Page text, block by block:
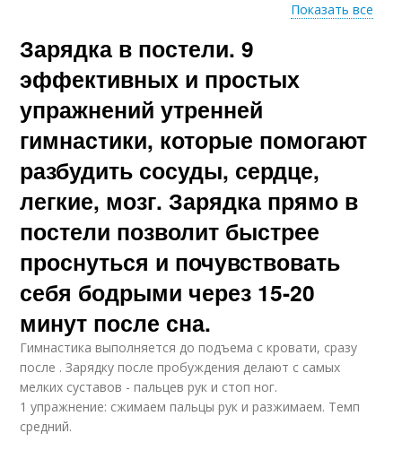
Упражнение для
мышц
Упражнение для
плечевого пояса
Упражнение для
грудной клетки
Упражнение для
Упражнение для
Упражнение для
Упражнение для рук
пресса
Показать все
Зарядка в постели. 9
эффективных и простых
упражнений утренней
гимнастики, которые помогают
разбудить сосуды, сердце,
легкие, мозг. Зарядка прямо в
постели позволит быстрее
проснуться и почувствовать
себя бодрыми через 15-20
минут после сна.
Гимнастика выполняется до подъема с кровати, сразу
после . Зарядку после пробуждения делают с самых
мелких суставов - пальцев рук и стоп ног.
1 упражнение: сжимаем пальцы рук и разжимаем. Темп
средний.